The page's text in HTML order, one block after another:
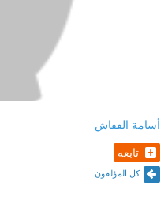
أسامة القفاش
تابعه
كل المؤلفون